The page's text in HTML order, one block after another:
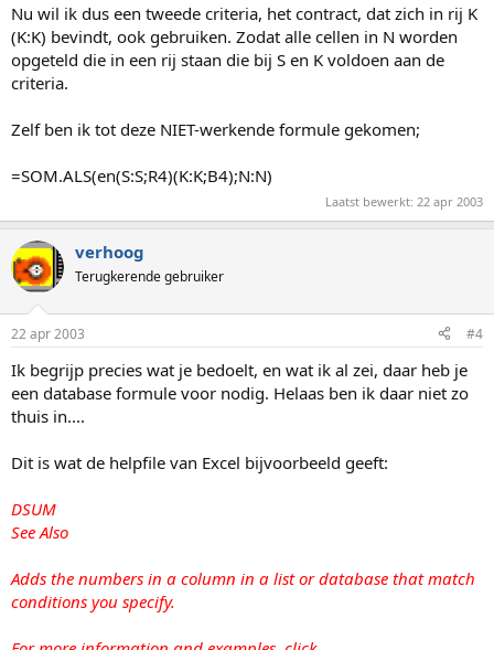
Nu wil ik dus een tweede criteria, het contract, dat zich in rij K
(K:K) bevindt, ook gebruiken. Zodat alle cellen in N worden
opgeteld die in een rij staan die bij S en K voldoen aan de
criteria.
Zelf ben ik tot deze NIET-werkende formule gekomen;
=SOM.ALS(en(S:S;R4)(K:K;B4);N:N)
Laatst bewerkt: 22 apr 2003
verhoog
Terugkerende gebruiker
22 apr 2003 #4
Ik begrijp precies wat je bedoelt, en wat ik al zei, daar heb je
een database formule voor nodig. Helaas ben ik daar niet zo
thuis in....
Dit is wat de helpfile van Excel bijvoorbeeld geeft:
DSUM
See Also
Adds the numbers in a column in a list or database that match
conditions you specify.